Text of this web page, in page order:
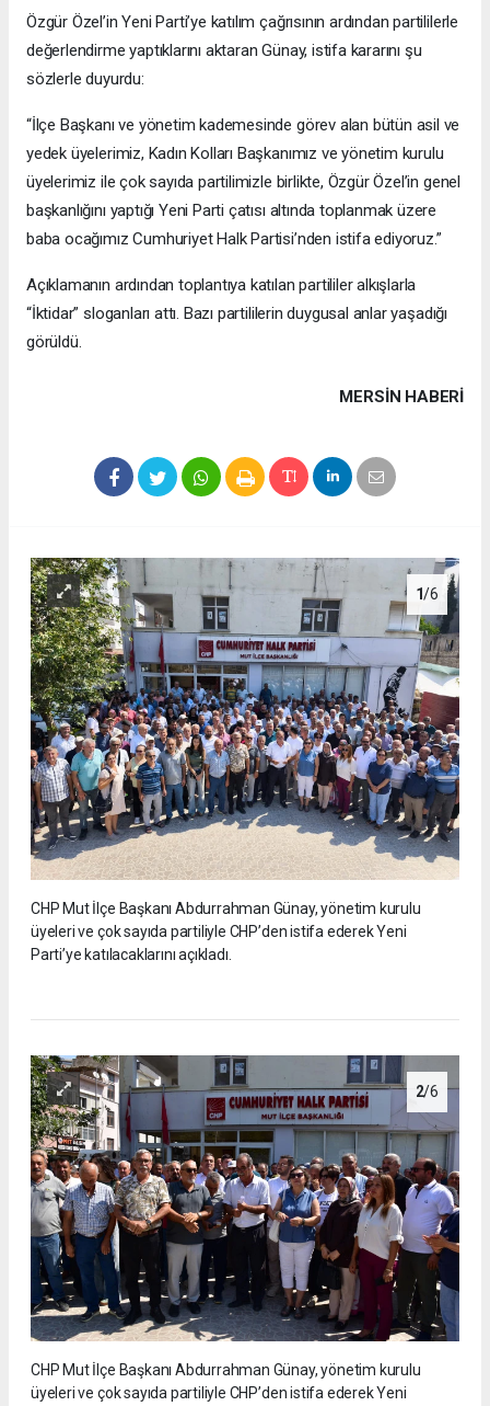
Özgür Özel’in Yeni Parti’ye katılım çağrısının ardından partililerle
değerlendirme yaptıklarını aktaran Günay, istifa kararını şu
sözlerle duyurdu:
“İlçe Başkanı ve yönetim kademesinde görev alan bütün asil ve
yedek üyelerimiz, Kadın Kolları Başkanımız ve yönetim kurulu
üyelerimiz ile çok sayıda partilimizle birlikte, Özgür Özel’in genel
başkanlığını yaptığı Yeni Parti çatısı altında toplanmak üzere
baba ocağımız Cumhuriyet Halk Partisi’nden istifa ediyoruz.”
Açıklamanın ardından toplantıya katılan partililer alkışlarla
“İktidar” sloganları attı. Bazı partililerin duygusal anlar yaşadığı
görüldü.
MERSIN HABERİ
1/6
CHP Mut İlçe Başkanı Abdurrahman Günay, yönetim kurulu
üyeleri ve çok sayıda partiliyle CHP’den istifa ederek Yeni
Parti’ye katılacaklarını açıkladı.
2/6
CHP Mut İlçe Başkanı Abdurrahman Günay, yönetim kurulu
üyeleri ve çok sayıda partiliyle CHP’den istifa ederek Yeni